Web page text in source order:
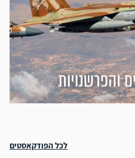
לכל הפודקאסטים